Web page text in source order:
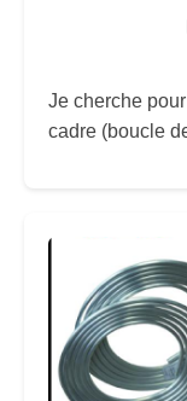
Je cherche
cadre (boucle